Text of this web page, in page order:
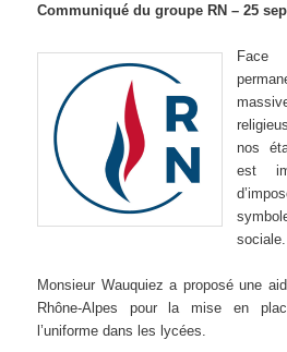
Communiqué du groupe RN – 25
nos
est
sociale.
Monsieur Wauquiez a proposé une
Rhône-Alpes pour la mise en
l’uniforme dans les lycées.